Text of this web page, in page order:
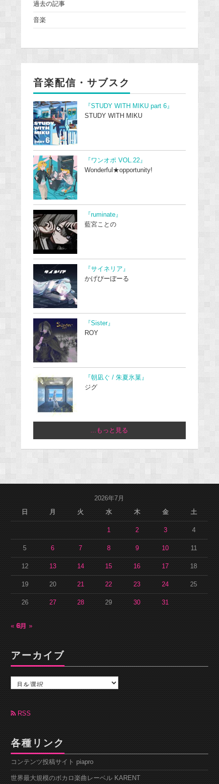
過去の記事
音楽
音楽配信・サブスク
『STUDY WITH MIKU part 6』
STUDY WITH MIKU
『ワンオポ VOL.22』
Wonderful★opportunity!
『ruminate』
藍宮ことの
『サイネリア』
かげぴーぼーる
『Sister』
ROY
『朝凪ぐ / 朱夏氷菓』
ジグ
...もっと見る
2026年7月
日
月 火 水 木 金 土
1 2 3 4
5 6 7 8 9 10 11
12 13 14 15 16 17 18
19 20 21 22 23 24 25
26 27 28 29 30 31
« 6月8月 »
アーカイブ
カ
ブRSS
各種リンク
コンテンツ投稿サイト piapro
世界最大規模のボカロ楽曲レーベル KARENT